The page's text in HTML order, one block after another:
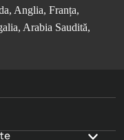
Anglia, Franța,
Arabia Saudită,